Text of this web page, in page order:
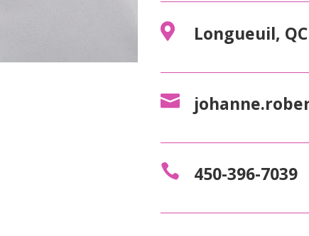
 Longueuil, QC

 450-396-7039